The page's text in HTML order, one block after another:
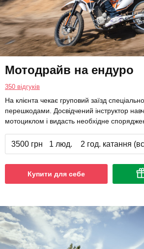
Мотодрайв на ендуро
350 відгуків
На клієнта чекає груповий заїзд
перешкодами. Досвідчений інструктор
мотоциклом і видасть необхідне
3500 грн 1 люд. 2 год. катання
Купити для себе